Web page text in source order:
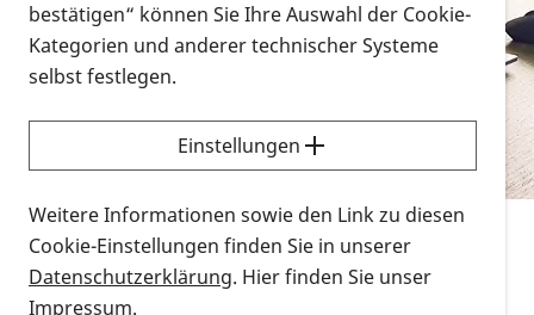
Alle Infomaterialien in verschiedenen
Formaten an einem Ort
Sie möchten wissen, wie Sie nach Infonmaterial
suchen und dieses bestellen bzw. herunterladen
können? Schauen Sie sich dieErklärvideos zum
Thema Infomaterial auf der PRO RETINA-Website
für blinde und sehbehinderte Menschen an.
Auf dieser Seite finden Sie sämtliches Infomaterial
bestätigen“ können Sie Ihre Auswahl der Cookie-
Kategorien und anderer technischer Systeme
selbst festlegen.
Einstellungen
Weitere Informationen sowie den Link zu diesen
Cookie-Einstellungen finden Sie in unserer
Datenschutzerklärung. Hier finden Sie unser
Impressum.